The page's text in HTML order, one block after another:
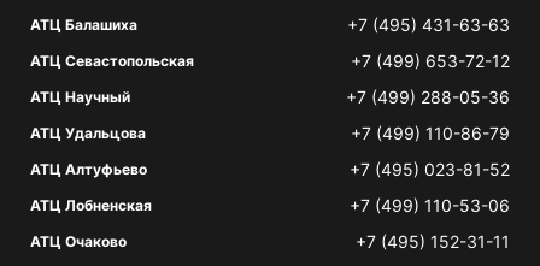
АТЦ Балашиха +7 (495) 431-63-63
АТЦ Севастопольская +7 (499) 653-72-12
АТЦ Научный +7 (499) 288-05-36
АТЦ Удальцова +7 (499) 110-86-79
АТЦ Алтуфьево +7 (495) 023-81-52
АТЦ Лобненская +7 (499) 110-53-06
АТЦ Очаково +7 (495) 152-31-11